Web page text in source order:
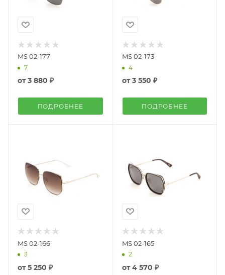
MS 02-177
7
от3 880 ₽
ПОДРОБНЕЕ
MS 02-173
4
от3 550 ₽
ПОДРОБНЕЕ
MS 02-166
3
от5 250 ₽
MS 02-165
2
от4 570 ₽